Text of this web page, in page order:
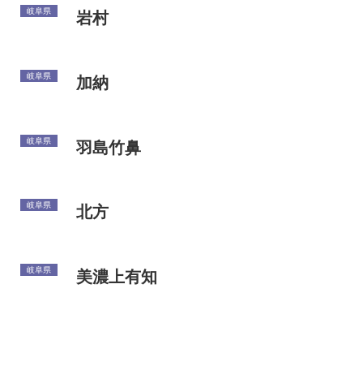
岐阜県 岩村
岐阜県 加納
岐阜県 羽島竹鼻
岐阜県 北方
岐阜県 美濃上有知